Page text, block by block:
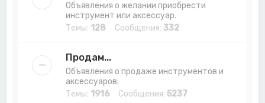
Объявления о желании приобрести
инструмент или аксессуар.
Темы: 128 Сообщения: 332
Продам...
Объявления о продаже инструментов и
аксессуаров.
Темы: 1916 Сообщения: 5237